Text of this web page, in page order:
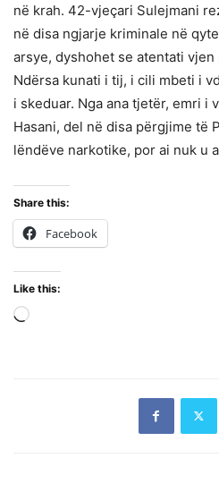
në krah. 42-vjeçari Sulejmani
në disa ngjarje kriminale në
arsye, dyshohet se atentati
Ndërsa kunati i tij, i cili mbeti i
i skeduar. Nga ana tjetër, emri i
Hasani, del në disa përgjime të
lëndëve narkotike, por ai nuk u
Share this:
Facebook
Like this: